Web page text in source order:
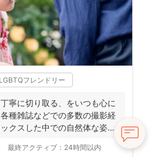
LGBTQフレンドリー
寧に切り取る、をいつも心に
種雑誌などでの多数の撮影経
クスした中での自然体な姿の
最終アクティブ： 24時間以内